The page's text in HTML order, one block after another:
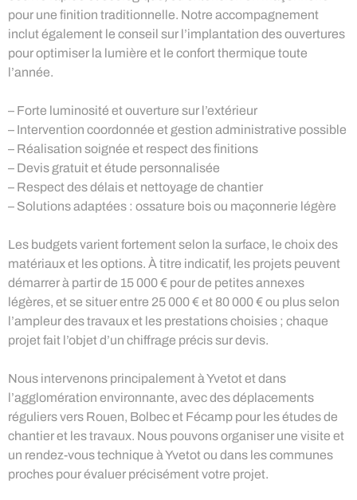
pour une finition traditionnelle. Notre accompagnement
inclut également le conseil sur l’implantation des ouvertures
pour optimiser la lumière et le confort thermique toute
l’année.
– Forte luminosité et ouverture sur l’extérieur
– Intervention coordonnée et gestion administrative possible
– Réalisation soignée et respect des finitions
– Devis gratuit et étude personnalisée
– Respect des délais et nettoyage de chantier
– Solutions adaptées : ossature bois ou maçonnerie légère
Les budgets varient fortement selon la surface, le choix des
matériaux et les options. À titre indicatif, les projets peuvent
démarrer à partir de 15 000 € pour de petites annexes
légères, et se situer entre 25 000 € et 80 000 € ou plus selon
l’ampleur des travaux et les prestations choisies ; chaque
projet fait l’objet d’un chiffrage précis sur devis.
Nous intervenons principalement à Yvetot et dans
l’agglomération environnante, avec des déplacements
réguliers vers Rouen, Bolbec et Fécamp pour les études de
chantier et les travaux. Nous pouvons organiser une visite et
un rendez-vous technique à Yvetot ou dans les communes
proches pour évaluer précisément votre projet.